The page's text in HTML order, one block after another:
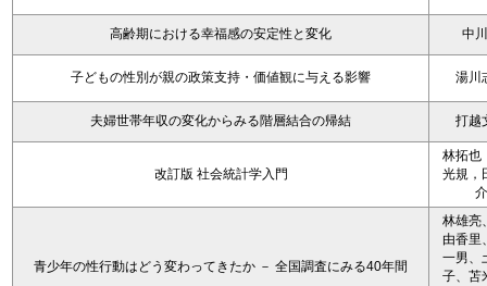
高齢期における幸福感の安定性と変化 中
子どもの性別が親の政策支持・価値観に与える影響 湯川
夫婦世帯年収の変化からみる階層結合の帰結 打越
改訂版 社会統計学入門
林拓也
光規，
介
青少年の性行動はどう変わってきたか － 全国調査にみる40年間
林雄亮
由香里
一男、
子、苫